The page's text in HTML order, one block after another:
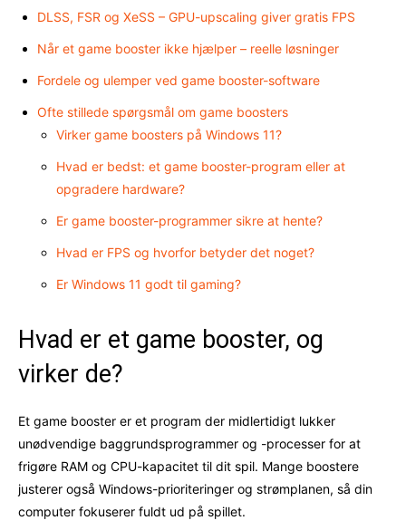
DLSS, FSR og XeSS – GPU-upscaling giver gratis FPS
Når et game booster ikke hjælper – reelle løsninger
Fordele og ulemper ved game booster-software
Ofte stillede spørgsmål om game boosters
Virker game boosters på Windows 11?
Hvad er bedst: et game booster-program eller at
opgradere hardware?
Er game booster-programmer sikre at hente?
Hvad er FPS og hvorfor betyder det noget?
Er Windows 11 godt til gaming?
Hvad er et game booster, og
virker de?
Et game booster er et program der midlertidigt lukker
unødvendige baggrundsprogrammer og -processer for at
frigøre RAM og CPU-kapacitet til dit spil. Mange boostere
justerer også Windows-prioriteringer og strømplanen, så din
computer fokuserer fuldt ud på spillet.